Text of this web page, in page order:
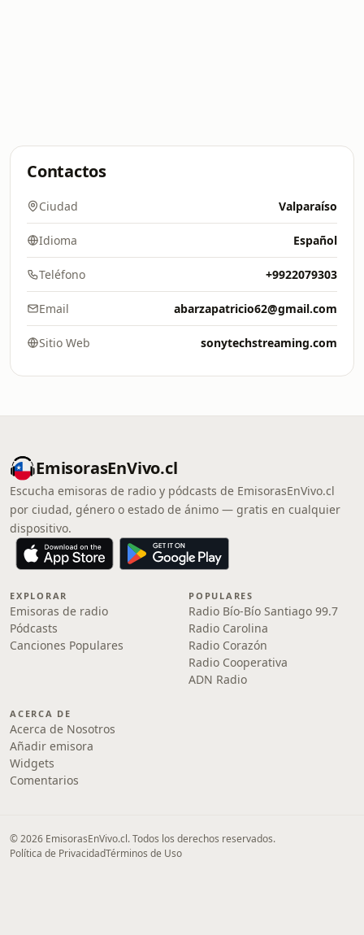
Contactos
Ciudad Valparaíso
Idioma Español
Teléfono +9922079303
Email abarzapatricio62@gmail.com
Sitio Web sonytechstreaming.com
EmisorasEnVivo.cl
Escucha emisoras de radio y pódcasts de EmisorasEnVivo.cl
por ciudad, género o estado de ánimo — gratis en cualquier
dispositivo.
EXPLORAR
Emisoras de radio
Pódcasts
Canciones Populares
POPULARES
Radio Bío-Bío Santiago 99.7
Radio Carolina
Radio Corazón
Radio Cooperativa
ADN Radio
ACERCA DE
Acerca de Nosotros
Añadir emisora
Widgets
Comentarios
© 2026 EmisorasEnVivo.cl. Todos los derechos reservados.
Política de PrivacidadTérminos de Uso